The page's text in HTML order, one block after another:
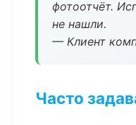
фотоотчёт.
не нашли.
— Клиент
Часто